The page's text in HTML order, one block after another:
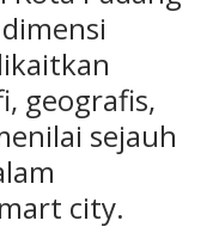
geografis,
sejauh
city.